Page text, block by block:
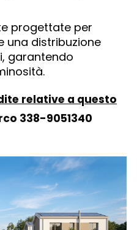
progettate per
una distribuzione
garantendo
relative a questo
338-9051340